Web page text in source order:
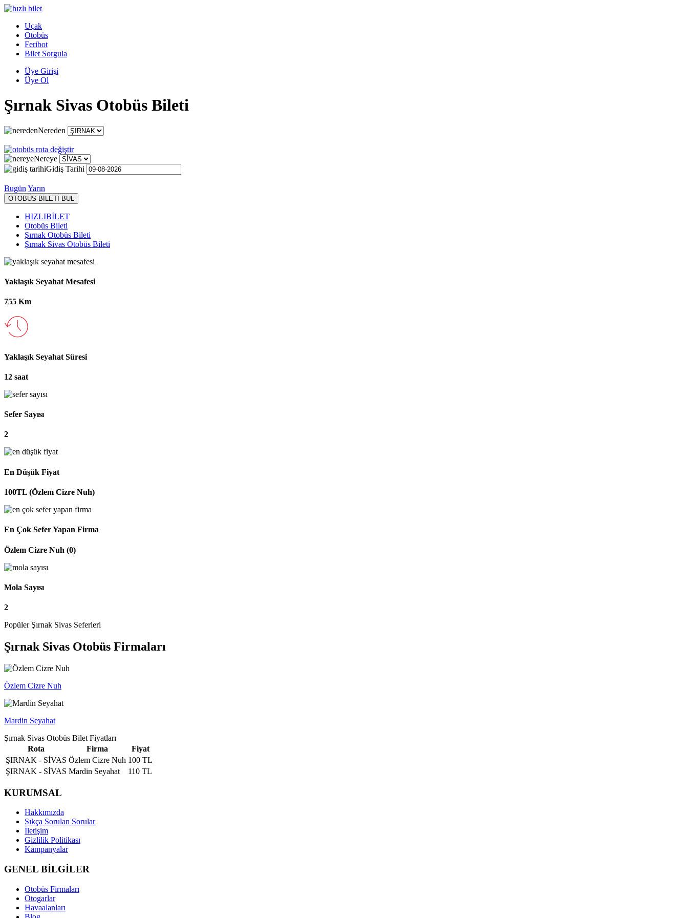
Uçak
Otobüs
Feribot
Bilet Sorgula
Üye Girişi
Üye Ol
Şırnak Sivas Otobüs Bileti
Nereden
Nereye
Gidiş Tarihi
Bugün Yarın
OTOBÜS BİLETİ BUL
HIZLIBİLET
Otobüs Bileti
Şırnak Otobüs Bileti
Şırnak Sivas Otobüs Bileti
Yaklaşık Seyahat Mesafesi
755 Km
Yaklaşık Seyahat Süresi
12 saat
Sefer Sayısı
2
En Düşük Fiyat
100TL (Özlem Cizre Nuh)
En Çok Sefer Yapan Firma
Özlem Cizre Nuh (0)
Mola Sayısı
2
Popüler Şırnak Sivas Seferleri
Şırnak Sivas Otobüs Firmaları
Özlem Cizre Nuh
Mardin Seyahat
Şırnak Sivas Otobüs Bilet Fiyatları
Rota
Firma
Fiyat
ŞIRNAK - SİVAS Özlem Cizre Nuh 100 TL
ŞIRNAK - SİVAS Mardin Seyahat 110 TL
KURUMSAL
Hakkımızda
Sıkça Sorulan Sorular
İletişim
Gizlilik Politikası
Kampanyalar
GENEL BİLGİLER
Otobüs Firmaları
Otogarlar
Havaalanları